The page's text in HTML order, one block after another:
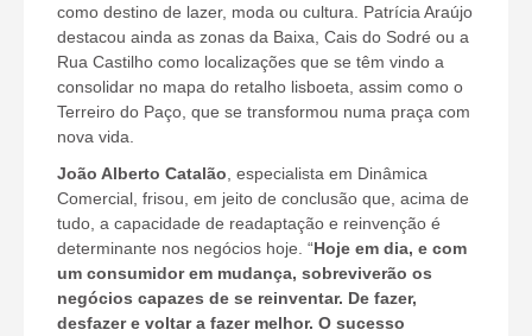
como destino de lazer, moda ou cultura. Patrícia Araújo
destacou ainda as zonas da Baixa, Cais do Sodré ou a
Rua Castilho como localizações que se têm vindo a
consolidar no mapa do retalho lisboeta, assim como o
Terreiro do Paço, que se transformou numa praça com
nova vida.
João Alberto Catalão , especialista em Dinâmica
Comercial, frisou, em jeito de conclusão que, acima de
tudo, a capacidade de readaptação e reinvenção é
determinante nos negócios hoje. “Hoje em dia, e com
um consumidor em mudança, sobreviverão os
negócios capazes de se reinventar. De fazer,
desfazer e voltar a fazer melhor. O sucesso